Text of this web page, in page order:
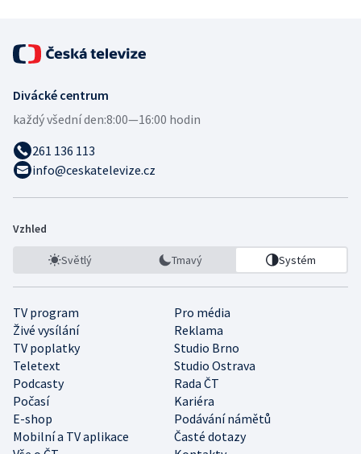
Divácké centrum
každý všední den:8:00—16:00 hodin
261 136 113
info@ceskatelevize.cz
Vzhled
Světlý Tmavý Systém
TV program
Pro média
Živé vysílání
Reklama
TV poplatky
Studio Brno
Teletext
Studio Ostrava
Podcasty
Rada ČT
Počasí
Kariéra
E-shop
Podávání námětů
Mobilní a TV aplikace
Časté dotazy